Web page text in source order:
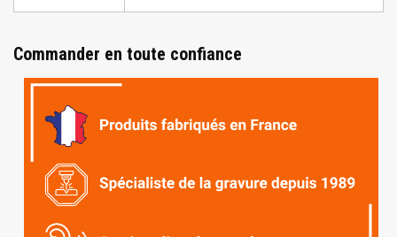
Commander en toute confiance